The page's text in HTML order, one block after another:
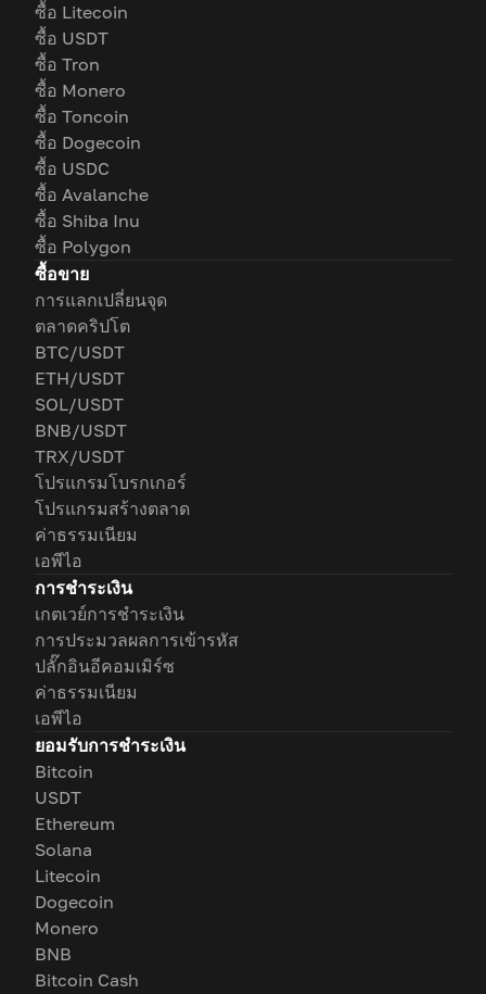
ซื้อ Litecoin
ซื้อ USDT
ซื้อ Tron
ซื้อ Monero
ซื้อ Toncoin
ซื้อ Dogecoin
ซื้อ USDC
ซื้อ Avalanche
ซื้อ Shiba Inu
ซื้อ Polygon
ซื้อขาย
การแลกเปลี่ยนจุด
ตลาดคริปโต
BTC/USDT
ETH/USDT
SOL/USDT
BNB/USDT
TRX/USDT
โปรแกรมโบรกเกอร์
โปรแกรมสร้างตลาด
ค่าธรรมเนียม
เอพีไอ
การชำระเงิน
เกตเวย์การชำระเงิน
การประมวลผลการเข้ารหัส
ปลั๊กอินอีคอมเมิร์ซ
ค่าธรรมเนียม
เอพีไอ
ยอมรับการชำระเงิน
Bitcoin
USDT
Ethereum
Solana
Litecoin
Dogecoin
Monero
BNB
Bitcoin Cash